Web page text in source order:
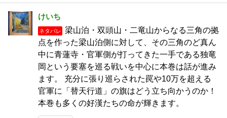
けいち
ネタバレ
梁山泊・双頭山・二竜山からなる三角の拠
点を作った梁山泊側に対して、その三角のど真ん
中に青蓮寺・官軍側が打ってきた一手である独竜
岡という要塞を巡る戦いを中心に本巻は話が進み
ます。 充分に張り巡らされた罠や10万を超える
官軍に「替天行道」の旗はどう立ち向かうのか！
本巻も多くの好漢たちの命が輝きます。